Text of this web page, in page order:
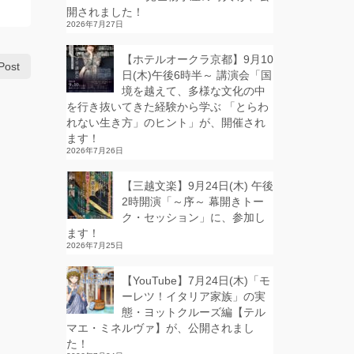
開されました！
2026年7月27日
【ホテルオークラ京都】9月10
日(木)午後6時半～ 講演会「国
境を越えて、多様な文化の中
を行き抜いてきた経験から学ぶ 「とらわ
れない生き方」のヒント」が、開催され
ます！
2026年7月26日
【三越文楽】9月24日(木) 午後
2時開演「～序～ 幕開きトー
ク・セッション」に、参加し
ます！
2026年7月25日
【YouTube】7月24日(木)「モ
ーレツ！イタリア家族」の実
態・ヨットクルーズ編【テル
マエ・ミネルヴァ】が、公開されまし
た！